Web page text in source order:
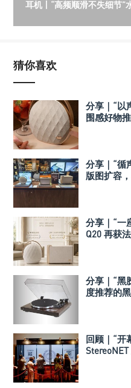
耳机丨“高频顺滑不失细节”
猜你喜欢
分享｜“以
围感好物
分享｜“循
版图扩容
分享｜“一
Q20 再获
分享｜“黑
度推荐的
回顾｜“开